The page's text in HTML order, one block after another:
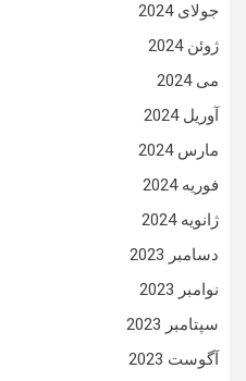
جولای 2024
ژوئن 2024
می 2024
آوریل 2024
مارس 2024
فوریه 2024
ژانویه 2024
دسامبر 2023
نوامبر 2023
سپتامبر 2023
آگوست 2023